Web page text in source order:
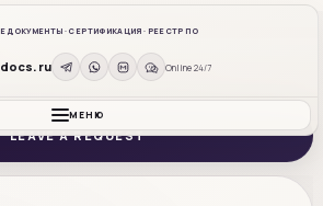
ДОКУМЕНТЫ · СЕРТИФИКАЦИЯ · РЕЕСТР ПО
Online 24/7
МЕНЮ
МВД для ввоза и вывоза
веществ
LEAVE A REQUEST